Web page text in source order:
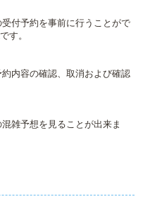
付予約を事前に行うことがで
す。
内容の確認、取消および確認
雑予想を見ることが出来ま